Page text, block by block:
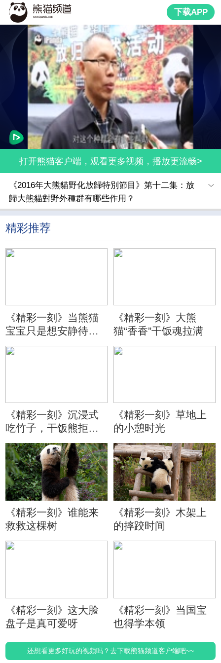
下载APP
打开熊猫客户端，观看更多视频，播放更流畅>
《2016年大熊貓野化放歸特別節目》第十二集：放
歸大熊貓對野外種群有哪些作用？
精彩推荐
《精彩一刻》当熊猫
宝宝只是想安静待会
儿
《精彩一刻》大熊
猫“香香”干饭魂拉满
《精彩一刻》沉浸式
吃竹子，干饭熊拒绝
分心
《精彩一刻》草地上
的小憩时光
《精彩一刻》谁能来
救救这棵树
《精彩一刻》木架上
的摔跤时间
《精彩一刻》这大脸
盘子是真可爱呀
《精彩一刻》当国宝
也得学本领
还想看更多好玩的视频吗？去下载熊猫频道客户端吧~~